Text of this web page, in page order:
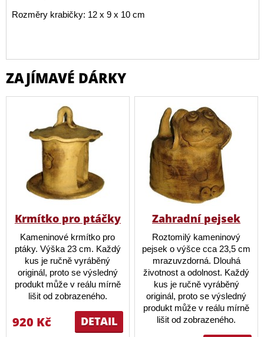
Rozměry krabičky: 12 x 9 x 10 cm
ZAJÍMAVÉ DÁRKY
Krmítko pro ptáčky
Kameninové krmítko pro
ptáky. Výška 23 cm. Každý
kus je ručně vyráběný
originál, proto se výsledný
produkt může v reálu mírně
lišit od zobrazeného.
DETAIL
920 Kč
Zahradní pejsek
Roztomilý kameninový
pejsek o výšce cca 23,5 cm
mrazuvzdorná. Dlouhá
životnost a odolnost. Každý
kus je ručně vyráběný
originál, proto se výsledný
produkt může v reálu mírně
lišit od zobrazeného.